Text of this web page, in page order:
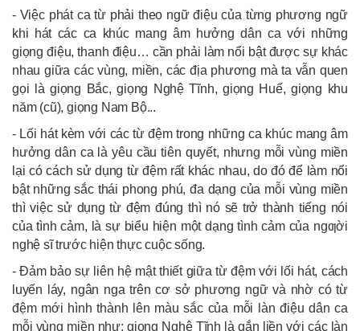
- Việc phát ca từ phải theo ngữ điệu của từng phương ngữ
khi hát các ca khúc mang âm hưởng dân ca với những
giọng điệu, thanh điệu… cần phải làm nổi bật được sự khác
nhau giữa các vùng, miền, các địa phương mà ta vẫn quen
gọi là giọng Bắc, giọng Nghệ Tĩnh, giọng Huế, giọng khu
năm (cũ), giọng Nam Bộ...
- Lối hát kèm với các từ đệm trong những ca khúc mang âm
hưởng dân ca là yêu cầu tiên quyết, nhưng mỗi vùng miền
lại có cách sử dụng từ đệm rất khác nhau, do đó để làm nổi
bật những sắc thái phong phú, đa dạng của mỗi vùng miền
thì việc sử dụng từ đệm đúng thì nó sẽ trở thành tiếng nói
của tình cảm, là sự biểu hiện một dạng tình cảm của ngƣời
nghệ sĩ trước hiện thực cuộc sống.
- Đảm bảo sự liên hệ mật thiết giữa từ đệm với lối hát, cách
luyến láy, ngân nga trên cơ sở phương ngữ và nhờ có từ
đệm mới hình thành lên màu sắc của mỗi làn điệu dân ca
mỗi vùng miền như: giọng Nghệ Tĩnh là gắn liền với các làn